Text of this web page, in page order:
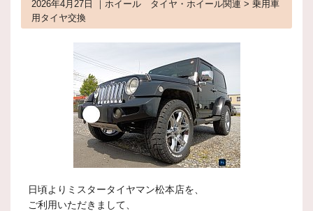
2026年4月27日 ｜ホイール タイヤ・ホイール関連 > 乗用車
用タイヤ交換
日頃よりミスタータイヤマン松本店を、
ご利用いただきまして、